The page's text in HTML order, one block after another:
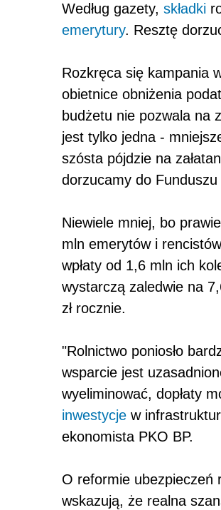
Według gazety, składki
emerytury. Resztę
Rozkręca się kampania
obietnice obniżenia
budżetu nie pozwala na
jest tylko jedna -
szósta pójdzie na
dorzucamy do Funduszu
Niewiele mniej, bo
mln emerytów i
wpłaty od 1,6 mln ich
wystarczą zaledwie na
zł rocznie.
"Rolnictwo poniosło
wsparcie jest
wyeliminować, dopłaty
inwestycje w
ekonomista PKO BP.
O reformie ubezpieczeń
wskazują, że realna